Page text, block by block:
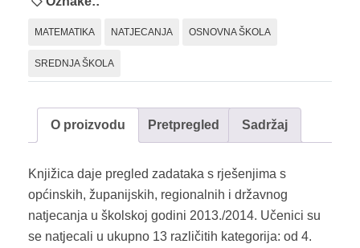
količina
MATEMATIKA NATJECANJA OSNOVNA ŠKOLA
SREDNJA ŠKOLA
O proizvodu Pretpregled Sadržaj
Knjižica daje pregled zadataka s rješenjima s
općinskih, županijskih, regionalnih i državnog
natjecanja u školskoj godini 2013./2014. Učenici su
se natjecali u ukupno 13 različitih kategorija: od 4.